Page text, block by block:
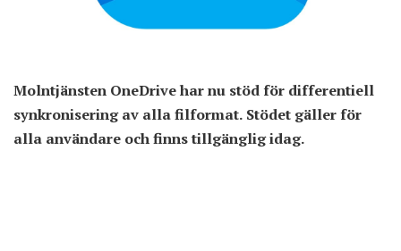
Molntjänsten OneDrive har nu stöd för differentiell
synkronisering av alla filformat. Stödet gäller för
alla användare och finns tillgänglig idag.